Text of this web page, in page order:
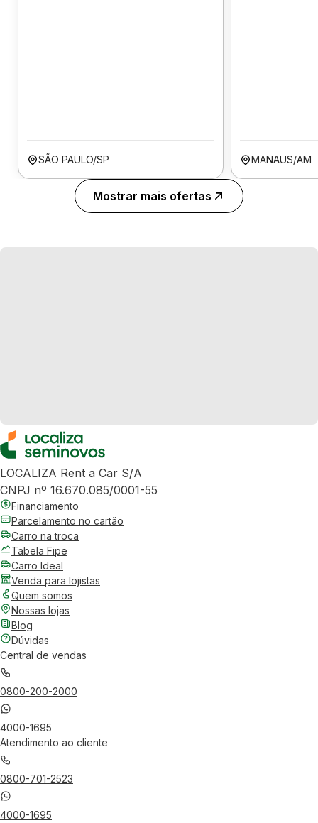
SÃO PAULO/SP MANAUS/AM
Mostrar mais ofertas
LOCALIZA Rent a Car S/A
CNPJ nº 16.670.085/0001-55
Financiamento
Parcelamento no cartão
Carro na troca
Tabela Fipe
Carro Ideal
Venda para lojistas
Quem somos
Nossas lojas
Blog
Dúvidas
Central de vendas
0800-200-2000
4000-1695
Atendimento ao cliente
0800-701-2523
4000-1695